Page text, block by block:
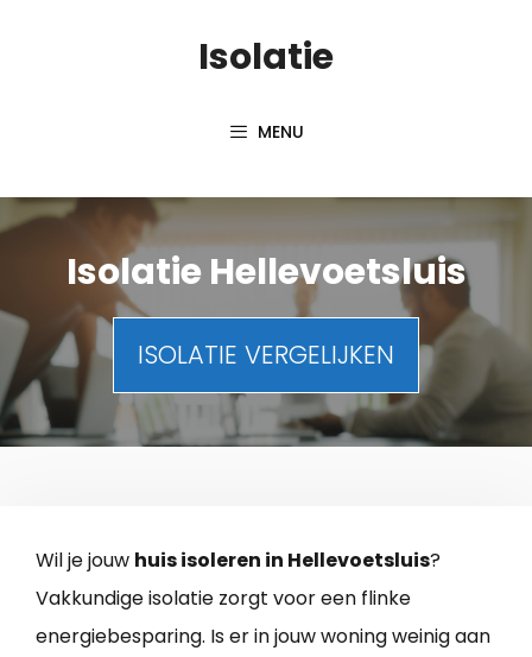
Isolatie
MENU
Isolatie Hellevoetsluis
ISOLATIE VERGELIJKEN
Wil je jouw huis isoleren in Hellevoetsluis?
Vakkundige isolatie zorgt voor een flinke
energiebesparing. Is er in jouw woning weinig aan